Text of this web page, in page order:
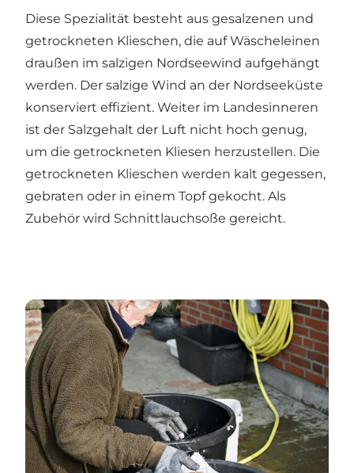
Diese Spezialität besteht aus gesalzenen und
getrockneten Klieschen, die auf Wäscheleinen
draußen im salzigen Nordseewind aufgehängt
werden. Der salzige Wind an der Nordseeküste
konserviert effizient. Weiter im Landesinneren
ist der Salzgehalt der Luft nicht hoch genug,
um die getrockneten Kliesen herzustellen. Die
getrockneten Klieschen werden kalt gegessen,
gebraten oder in einem Topf gekocht. Als
Zubehör wird Schnittlauchsoße gereicht.